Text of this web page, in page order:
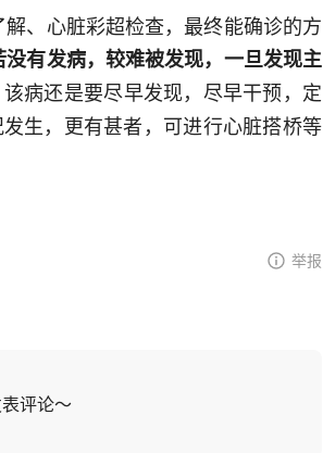
、心脏彩超检查，最终能确诊的方
没有发病，较难被发现，一旦发现主
病还是要尽早发现，尽早干预，定
生，更有甚者，可进行心脏搭桥等
举报
评论～